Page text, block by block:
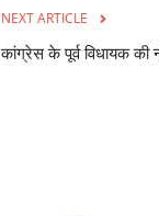
NEXT ARTICLE
कांग्रेस के पूर्व विधायक की